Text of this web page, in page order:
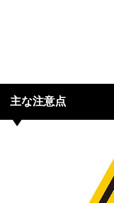
主な注意点